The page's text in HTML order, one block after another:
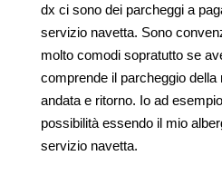
dx ci sono dei parcheggi a
servizio navetta. Sono
molto comodi sopratutto se
comprende il parcheggio
andata e ritorno. Io ad
possibilità essendo il mio
servizio navetta.